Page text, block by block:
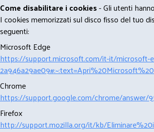
Come disabilitare i cookies- Gli utenti
I cookies memorizzati sul disco fisso del tuo
seguenti:
Microsoft Edge
https://support.microsoft.com/it-it/microsoft-
Chrome
https://support.google.com/chrome/answer/
Firefox
http://support.mozilla.org/it/kb/